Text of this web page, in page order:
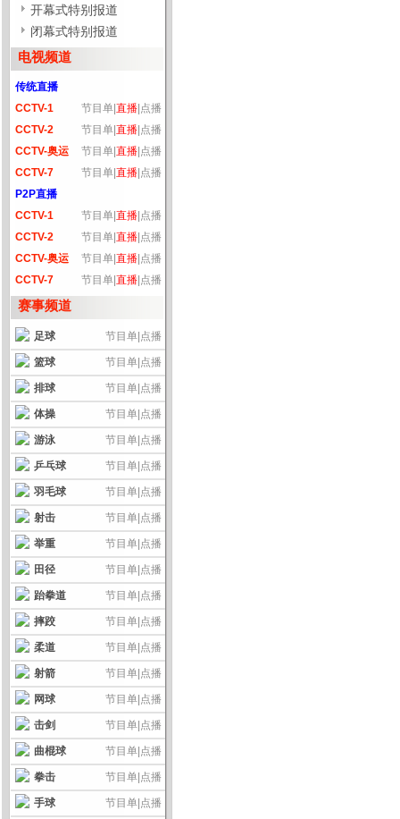
开幕式特别报道
闭幕式特别报道
电视频道
传统直播
节目单 直播 点播
CCTV-1
节目单 直播 点播
CCTV-2
节目单 直播 点播
CCTV-奥运
节目单 直播 点播
CCTV-7
P2P直播
节目单 直播 点播
CCTV-1
节目单 直播 点播
CCTV-2
节目单 直播 点播
CCTV-奥运
节目单 直播 点播
CCTV-7
赛事频道
节目单 点播
足球
节目单 点播
篮球
节目单 点播
排球
节目单 点播
体操
节目单 点播
游泳
节目单 点播
乒乓球
节目单 点播
羽毛球
节目单 点播
射击
节目单 点播
举重
节目单 点播
田径
节目单 点播
跆拳道
节目单 点播
摔跤
节目单 点播
柔道
节目单 点播
射箭
节目单 点播
网球
节目单 点播
击剑
节目单 点播
曲棍球
节目单 点播
拳击
节目单 点播
手球